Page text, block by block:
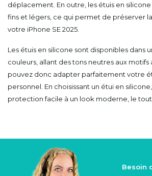
déplacement. En outre, les étuis en
fins et légers, ce qui permet de préserver
votre iPhone SE 2025.
Les étuis en silicone sont disponibles dans
couleurs, allant des tons neutres aux motifs
pouvez donc adapter parfaitement votre
personnel. En choisissant un étui en
protection facile à un look moderne, le tout
Besoin